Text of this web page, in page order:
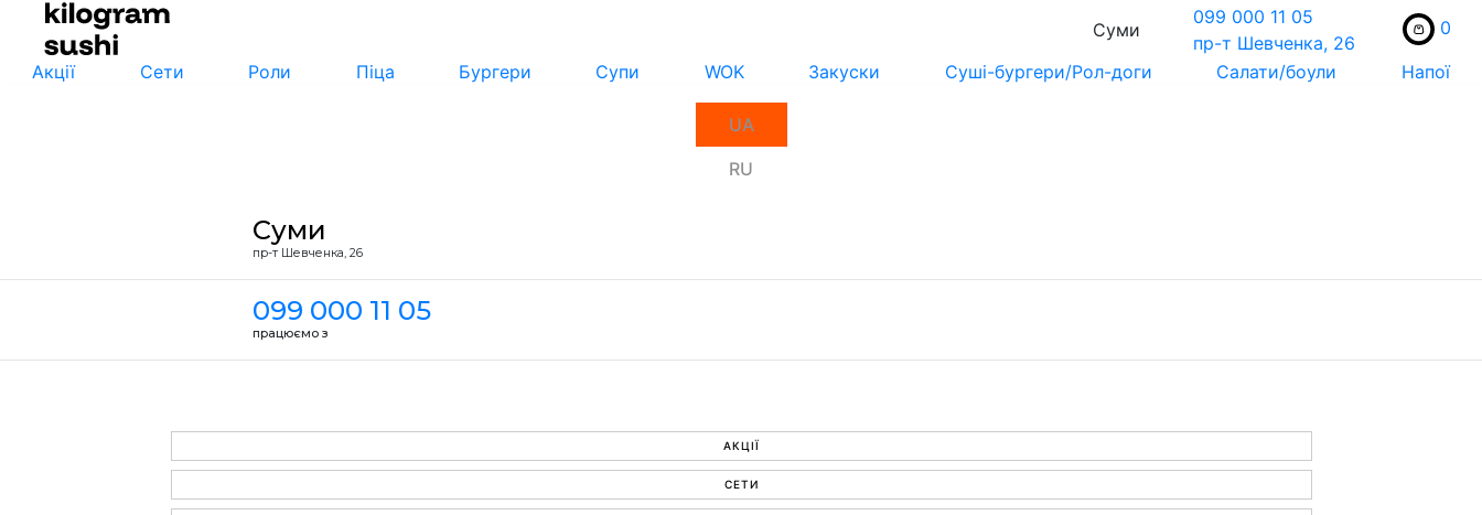
Суми
099 000 11 05
пр-т Шевченка, 26
0
Акції Сети Роли Піца Бургери Супи WOK Закуски Суші-бургери/Рол-доги Салати/боули Напої
UA
RU
Суми
пр-т Шевченка, 26
099 000 11 05
працюємо з
АКЦІЇ
СЕТИ